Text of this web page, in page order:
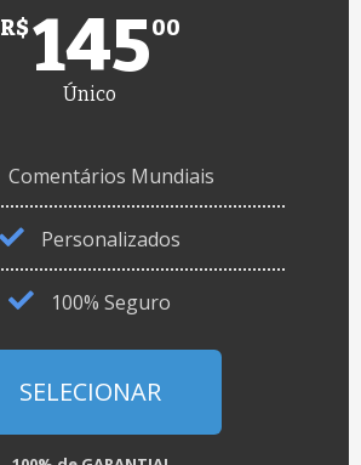
R$14500
Único
Comentários Mundiais
Personalizados
100% Seguro
SELECIONAR